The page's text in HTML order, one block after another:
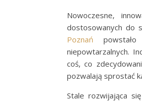
Nowoczesne,
dostosowanych do
Poznań
niepowtarzalnych.
coś, co
pozwalają sprostać
Stale rozwijająca